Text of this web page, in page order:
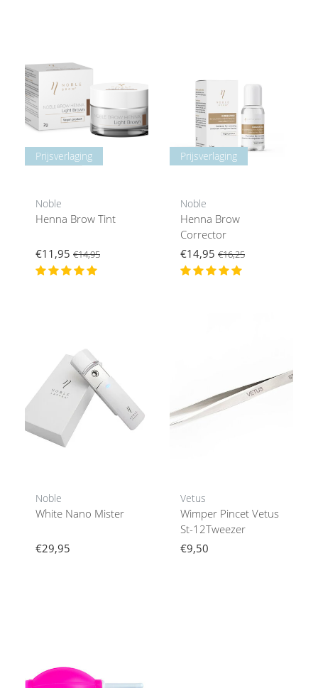
Prijsverlaging
Noble
Henna Brow Tint
€11,95 €14,95
Prijsverlaging
Noble
Henna Brow
Corrector
€14,95 €16,25
Noble
White Nano Mister
€29,95
Vetus
Wimper Pincet Vetus
St-12Tweezer
€9,50